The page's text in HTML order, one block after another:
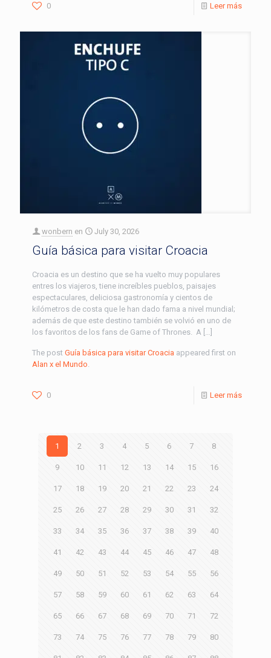
0 Leer más
wonbern en July 30, 2026
Guía básica para visitar Croacia
Croacia es un destino que se ha vuelto muy populares
entres los viajeros, tiene increíbles pueblos, paisajes
espectaculares, deliciosa gastronomía y cientos de
kilómetros de costa que le han dado fama a nivel mundial;
además de que este destino también se volvió en uno de
los favoritos de los fans de Game of Thrones. A […]
The post Guía básica para visitar Croacia appeared first on
Alan x el Mundo
0 Leer más
1 2 3 4 5 6 7 8
9 10 11 12 13 14 15 16
17 18 19 20 21 22 23 24
25 26 27 28 29 30 31 32
33 34 35 36 37 38 39 40
41 42 43 44 45 46 47 48
49 50 51 52 53 54 55 56
57 58 59 60 61 62 63 64
65 66 67 68 69 70 71 72
73 74 75 76 77 78 79 80